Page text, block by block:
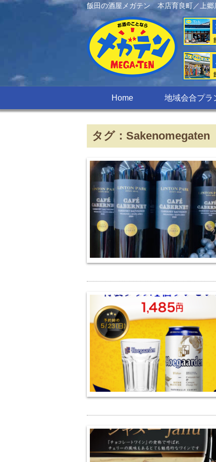
飯田の酒屋メガテン 本店育良町／上郷
Home 地域会合プラ
タグ：Sakenomegaten